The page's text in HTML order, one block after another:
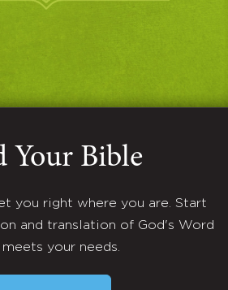
Your Bible
you right where you are. Start
and translation of God's Word
your needs.